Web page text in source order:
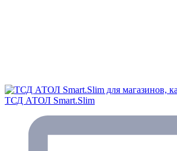
ТСД АТОЛ Smart.Slim